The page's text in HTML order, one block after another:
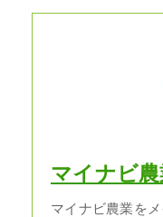
マイナビ
マイナビ農業を